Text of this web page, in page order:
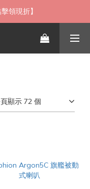
接與我們聯繫
領現折】
接與我們聯繫
顯示 72 個